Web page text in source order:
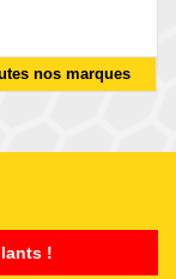
nos marques
!